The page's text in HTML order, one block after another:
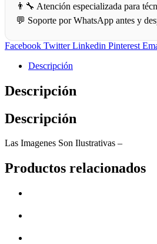
👨‍🔧 Atención especializada para
💬 Soporte por WhatsApp antes y
Facebook Twitter Linkedin Pinterest
Descripción
Descripción
Descripción
Las Imagenes Son Ilustrativas –
Productos relacionados